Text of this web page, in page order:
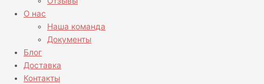
О нас
Наша команда
Документы
Блог
Доставка
Контакты